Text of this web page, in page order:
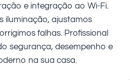
e integração ao Wi-Fi.
iluminação, ajustamos
falhas. Profissional
segurança, desempenho e
na sua casa.